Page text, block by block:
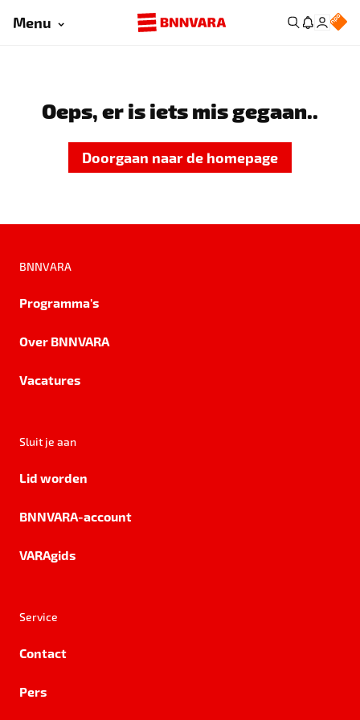
Menu
Oeps, er is iets mis gegaan..
Doorgaan naar de homepage
BNNVARA
Programma's
Over BNNVARA
Vacatures
Sluit je aan
Lid worden
BNNVARA-account
VARAgids
Service
Contact
Pers